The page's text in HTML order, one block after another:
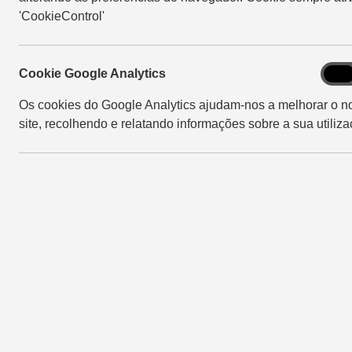
'CookieControl'
Cookie Google Analytics
Os cookies do Google Analytics ajudam-nos a melhorar o
site, recolhendo e relatando informações sobre a sua